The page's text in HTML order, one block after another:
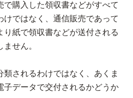
で購入した領収書などがすべて
けではなく、通信販売であって
り紙で領収書などが送付される
せん。
類されるわけではなく、あくま
子データで交付されるかどうか